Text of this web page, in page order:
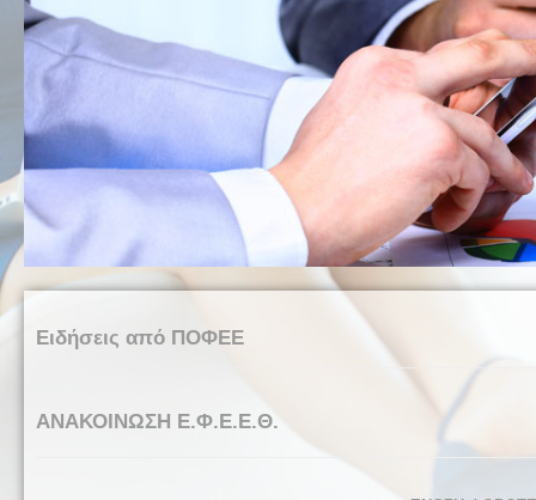
Ειδήσεις από ΠΟΦΕΕ
ΑΝΑΚΟΙΝΩΣΗ Ε.Φ.Ε.Ε.Θ.